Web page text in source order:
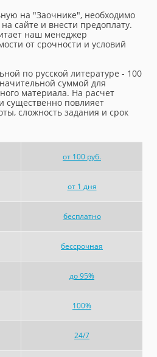
на "Заочнике", необходимо
сайте и внести предоплату.
наш менеджер
от срочности и условий
по русской литературе - 100
суммой для
материала. На расчет
существенно повлияет
сложность задания и срок
от 100 руб.
от 1 дня
бесплатно
бессрочная
до 95%
100%
24/7